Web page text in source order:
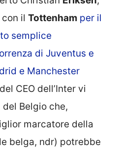
il Tottenham per il
semplice
di Juventus e
e Manchester
CEO dell’Inter vi
Belgio che,
marcatore della
belga, ndr) potrebbe